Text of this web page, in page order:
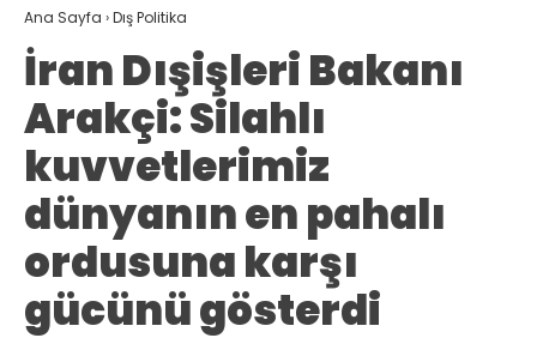
Ana Sayfa ›Dış Politika
İran Dışişleri Bakanı
Arakçi: Silahlı
kuvvetlerimiz
dünyanın en pahalı
ordusuna karşı
gücünü gösterdi